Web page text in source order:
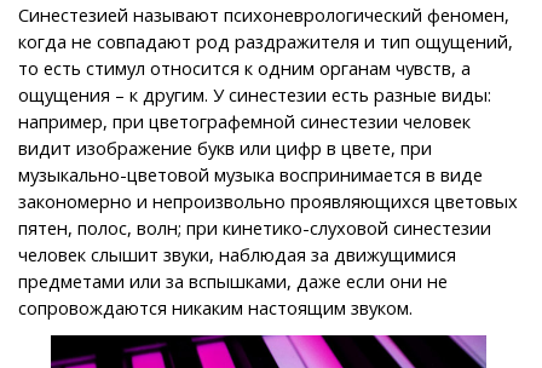
Синестезией называют психоневрологический феномен,
когда не совпадают род раздражителя и тип ощущений,
то есть стимул относится к одним органам чувств, а
ощущения – к другим. У синестезии есть разные виды:
например, при цветографемной синестезии человек
видит изображение букв или цифр в цвете, при
музыкально-цветовой музыка воспринимается в виде
закономерно и непроизвольно проявляющихся цветовых
пятен, полос, волн; при кинетико-слуховой синестезии
человек слышит звуки, наблюдая за движущимися
предметами или за вспышками, даже если они не
сопровождаются никаким настоящим звуком.